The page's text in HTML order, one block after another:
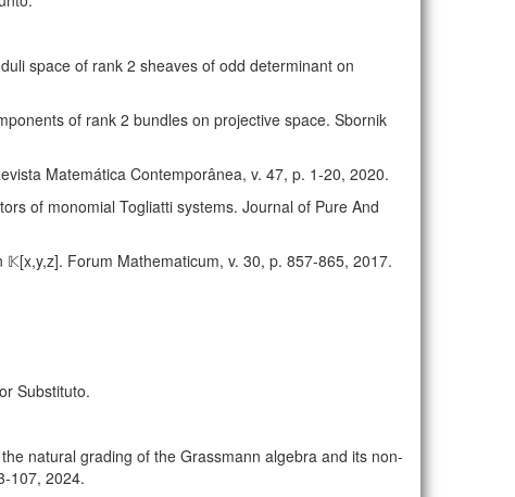
space of rank 2 sheaves of odd determinant on
of rank 2 bundles on projective space. Sbornik
Matemática Contemporânea, v. 47, p. 1-20, 2020.
of monomial Togliatti systems. Journal of Pure And
Forum Mathematicum, v. 30, p. 857-865, 2017.
Substituto.
natural grading of the Grassmann algebra and its non-
107, 2024.